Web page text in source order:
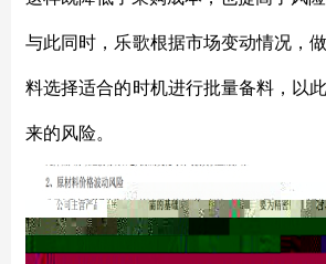
与此同时，乐歌根据市场变动情况，
料选择适合的时机进行批量备料，以
来的风险。